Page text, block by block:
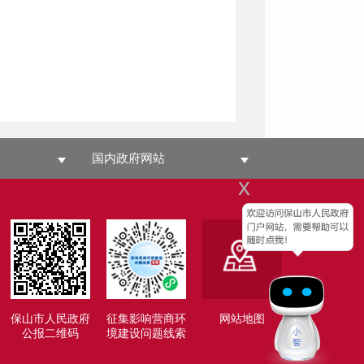
x
国内政府网站
保山市人民政府
公报二维码
征集影响营商环
境建设问题线索
网站地图